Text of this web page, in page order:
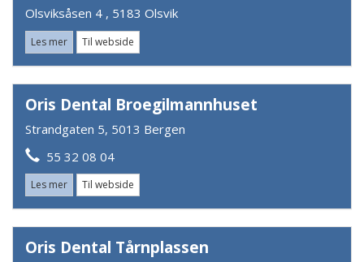
Olsviksåsen 4 , 5183 Olsvik
Les mer Til webside
Oris Dental Broegilmannhuset
Strandgaten 5, 5013 Bergen
55 32 08 04
Les mer Til webside
Oris Dental Tårnplassen